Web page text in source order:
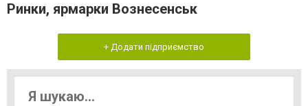
Ринки, ярмарки Вознесенськ
+ Додати підприємство